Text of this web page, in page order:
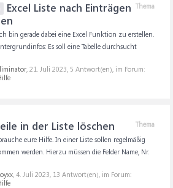
Thema
Excel Liste nach Einträgen
bin gerade dabei eine Excel Funktion zu erstellen.
Es soll eine Tabelle durchsucht
, 21. Juli 2023, 5 Antwort(en), im Forum:
Thema
in der Liste löschen
eure Hilfe. In einer Liste sollen regelmäßig
werden. Hierzu müssen die Felder Name, Nr.
, 4. Juli 2023, 13 Antwort(en), im Forum: